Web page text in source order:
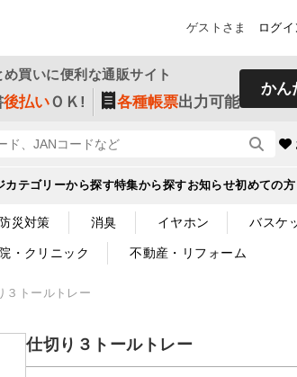
ゲストさま ログイ
買いに便利な通販サイト
後払いＯＫ! 各種帳票出力可能
かん
カテゴリーから探す特集から探すお知らせ初めての方
災対策 消臭 イヤホン バスケ
・クリニック 不動産・リフォーム
３トールトレー
仕切り３トールトレー